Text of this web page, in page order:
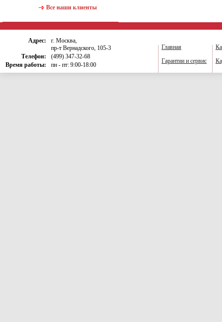
Все наши клиенты
Адрес:
г. Москва,
пр-т Вернадского, 105-3
Телефон:
(499) 347-32-68
Время работы:
пн - пт: 9:00-18:00
Главная
Гарантии и сервис